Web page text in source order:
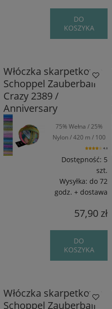
DO
KOSZYKA
Włóczka skarpetkowa
Schoppel Zauberball
Crazy 2389 /
Anniversary
75% Wełna / 25%
Nylon / 420 m / 100
4.0
Dostępność: 5
szt.
Wysyłka: do 72
godz. + dostawa
57,90 zł
DO
KOSZYKA
Włóczka skarpetkowa
Schoppel Zauberball